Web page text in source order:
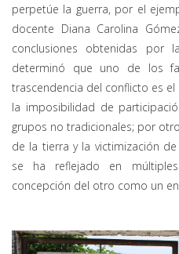
perpetúe la guerra, por el
docente Diana Carolina
conclusiones obtenidas por
determinó que uno de los
trascendencia del conflicto es
la imposibilidad de
grupos no tradicionales; por
de la tierra y la victimización
se ha reflejado en
concepción del otro como un